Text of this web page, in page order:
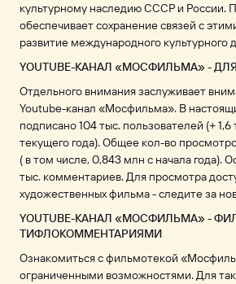
культурному наследию СССР и России.
обеспечивает сохранение связей с
развитие международного культурного
YOUTUBE-КАНАЛ «МОСФИЛЬМА» -
Отдельного внимания заслуживает
Youtube-канал «Мосфильма». В
подписано 104 тыс. пользователей (+ 1,6
текущего года). Общее кол-во
( в том числе, 0,843 млн с начала года).
тыс. комментариев. Для просмотра
художественных фильма - следите за
YOUTUBE-КАНАЛ «МОСФИЛЬМА» -
ТИФЛОКОММЕНТАРИЯМИ
Ознакомиться с фильмотекой
ограниченными возможностями. Для